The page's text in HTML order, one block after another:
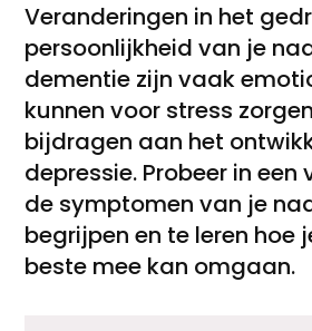
Veranderingen in het
persoonlijkheid van je
dementie zijn vaak
kunnen voor stress
bijdragen aan het
depressie. Probeer in
de symptomen van je
begrijpen en te leren hoe
beste mee kan omgaan.